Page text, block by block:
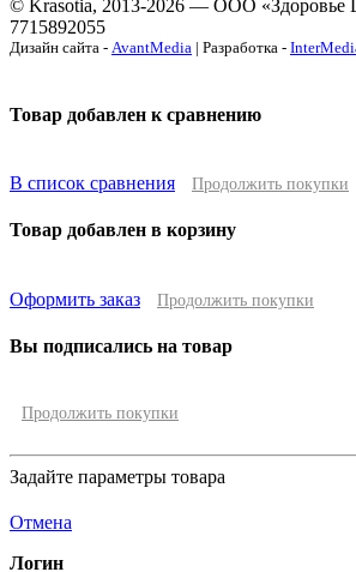
© Krasotia, 2013-2026 — ООО
7715892055
Дизайн сайта - AvantMedia | Разработка -
Товар добавлен к сравнению
В список сравнения Продолжить покупки
Товар добавлен в корзину
Оформить заказ Продолжить покупки
Вы подписались на товар
Продолжить покупки
Задайте параметры товара
Отмена
Логин